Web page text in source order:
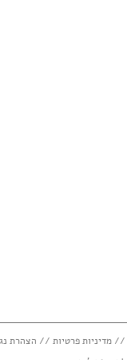
//מדיניות פרטיות // הצהרת